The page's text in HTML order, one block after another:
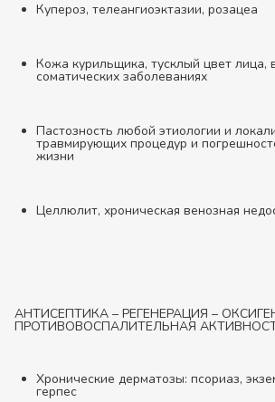
Купероз, телеангиоэктазии, розацеа
Кожа курильщика, тусклый цвет лица,
соматических заболеваниях
Пастозность любой этиологии и
травмирующих процедур и
жизни
Целлюлит, хроническая венозная
АНТИСЕПТИКА – РЕГЕНЕРАЦИЯ –
ПРОТИВОВОСПАЛИТЕЛЬНАЯ
Хронические дерматозы: псориаз,
герпес